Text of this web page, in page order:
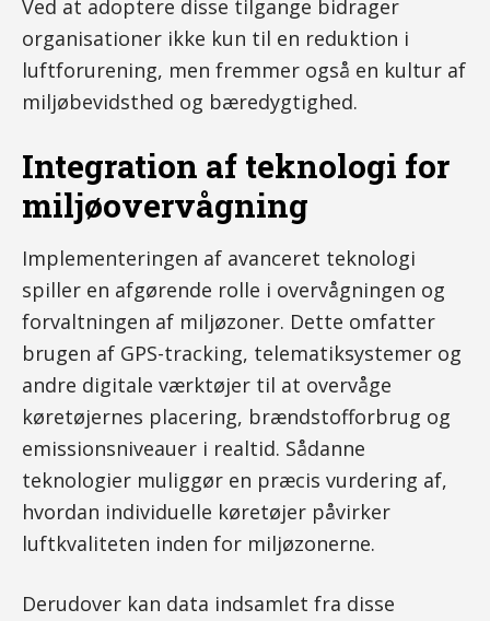
Ved at adoptere disse tilgange bidrager
organisationer ikke kun til en reduktion i
luftforurening, men fremmer også en kultur af
miljøbevidsthed og bæredygtighed.
Integration af teknologi for
miljøovervågning
Implementeringen af avanceret teknologi
spiller en afgørende rolle i overvågningen og
forvaltningen af miljøzoner. Dette omfatter
brugen af GPS-tracking, telematiksystemer og
andre digitale værktøjer til at overvåge
køretøjernes placering, brændstofforbrug og
emissionsniveauer i realtid. Sådanne
teknologier muliggør en præcis vurdering af,
hvordan individuelle køretøjer påvirker
luftkvaliteten inden for miljøzonerne.
Derudover kan data indsamlet fra disse